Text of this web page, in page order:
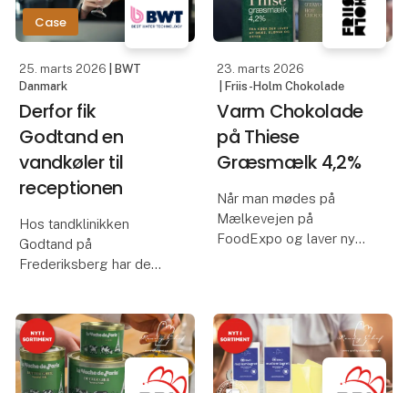
Danmarksmesterskabet
i Mocktails. I det hele
branchen i faglige
fællesskaber fordelt på
Case
25. marts 2026
| BWT
Danmark
Derfor fik
Godtand en
vandkøler til
receptionen
Hos tandklinikken
Godtand på
Frederiksberg har de
Den nye vandkølers
kølige og filtrerede vand
er populær hos både
patienter og
23. marts 2026
| Friis-Holm Chokolade
Varm Chokolade
på Thiese
Græsmælk 4,2%
Når man mødes på
Mælkevejen på
FoodExpo og laver nye
En varm chokolade lavet
på Thiese´s græsmælk
og O´Payo 68% FRIIS
HOLM chokolade.